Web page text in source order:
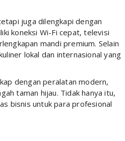
juga dilengkapi dengan
koneksi Wi-Fi cepat, televisi
mandi premium. Selain
lokal dan internasional yang
dengan peralatan modern,
taman hijau. Tidak hanya itu,
bisnis untuk para profesional